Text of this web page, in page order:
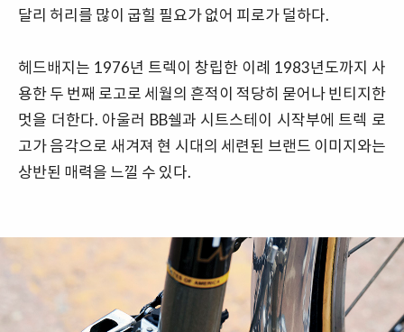
달리 허리를 많이 굽힐 필요가 없어 피로가 덜하다.
헤드배지는 1976년 트렉이 창립한 이례 1983년도까지 사
용한 두 번째 로고로 세월의 흔적이 적당히 묻어나 빈티지한
멋을 더한다. 아울러 BB쉘과 시트스테이 시작부에 트렉 로
고가 음각으로 새겨져 현 시대의 세련된 브랜드 이미지와는
상반된 매력을 느낄 수 있다.